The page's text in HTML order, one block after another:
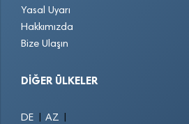
Yasal Uyarı
Hakkımızda
Bize Ulaşın
DIĞER ÜLKELER
DE AZ